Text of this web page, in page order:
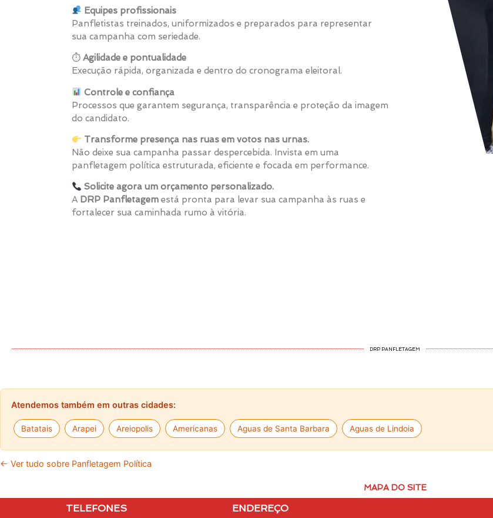
Equipes profissionais
Panfletistas treinados, uniformizados e preparados para representar
sua campanha com seriedade.
⏱ Agilidade e pontualidade
Execução rápida, organizada e dentro do cronograma eleitoral.
Controle e confiança
Processos que garantem segurança, transparência e proteção da imagem
do candidato.
Transforme presença nas ruas em votos nas urnas.
Não deixe sua campanha passar despercebida. Invista em uma
panfletagem política estruturada, eficiente e focada em performance.
Solicite agora um orçamento personalizado.
A DRP Panfletagem está pronta para levar sua campanha às ruas e
fortalecer sua caminhada rumo à vitória.
DRP PANFLETAGEM
Atendemos também em outras cidades:
Batatais Arapei Areiopolis Americanas Aguas de Santa Barbara Aguas de Lindoia
← Ver tudo sobre Panfletagem Política
MAPA DO SITE
TELEFONES ENDEREÇO